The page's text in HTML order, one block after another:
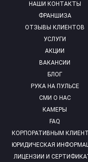
НАШИ КОНТАКТЫ
ФРАНШИЗА
ОТЗЫВЫ КЛИЕНТОВ
УСЛУГИ
АКЦИИ
ВАКАНСИИ
БЛОГ
РУКА НА ПУЛЬСЕ
СМИ О НАС
КАМЕРЫ
FAQ
КОРПОРАТИВНЫМ
ЮРИДИЧЕСКАЯ
ЛИЦЕНЗИИ И